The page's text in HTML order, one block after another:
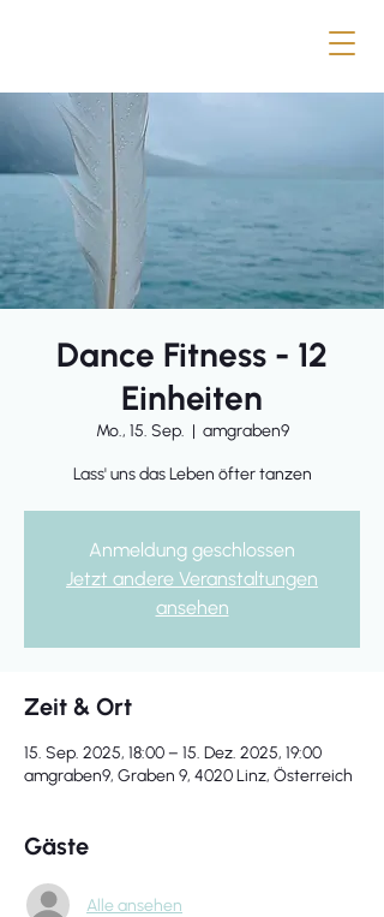
Dance Fitness - 12
Einheiten
Mo., 15. Sep.
  |
amgraben9
Lass' uns das Leben öfter tanzen
Anmeldung geschlossen
Jetzt andere Veranstaltungen
ansehen
Zeit & Ort
15. Sep. 2025, 18:00 – 15. Dez. 2025, 19:00
amgraben9, Graben 9, 4020 Linz, Österreich
Gäste
Alle ansehen